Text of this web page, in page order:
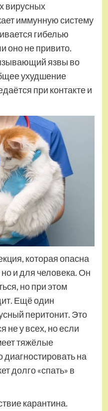
вирусных
иммунную систему
гибелью
оно не привито.
язвы во
ухудшение
при контакте и
которая опасна
и для человека. Он
но при этом
Ещё один
перитонит. Это
не у всех, но если
тяжёлые
на
долго «спать» в
карантина.